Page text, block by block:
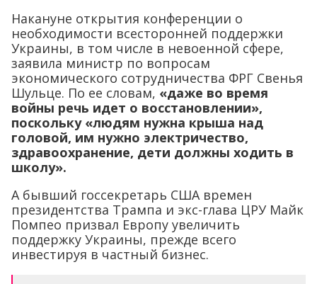
Накануне открытия конференции о
необходимости всесторонней поддержки
Украины, в том числе в невоенной сфере,
заявила министр по вопросам
экономического сотрудничества ФРГ Свенья
Шульце. По ее словам, «даже во время
войны речь идет о восстановлении»,
поскольку «людям нужна крыша над
головой, им нужно электричество,
здравоохранение, дети должны ходить в
школу».
А бывший госсекретарь США времен
президентства Трампа и экс-глава ЦРУ Майк
Помпео призвал Европу увеличить
поддержку Украины, прежде всего
инвестируя в частный бизнес.